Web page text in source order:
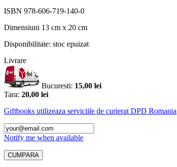
ISBN 978-606-719-140-0
Dimensiuni 13 cm x 20 cm
Disponibilitate: stoc epuizat
Livrare
Bucuresti: 15,00 lei
Tara: 20,00 lei
Giftbooks utilizeaza serviciile de curierat DPD Romania
Notify me when available